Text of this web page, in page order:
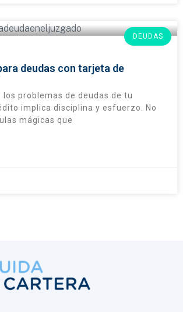
DEUDAS
deudas con tarjeta de
los problemas de deudas de tu
implica disciplina y esfuerzo. No
mágicas que